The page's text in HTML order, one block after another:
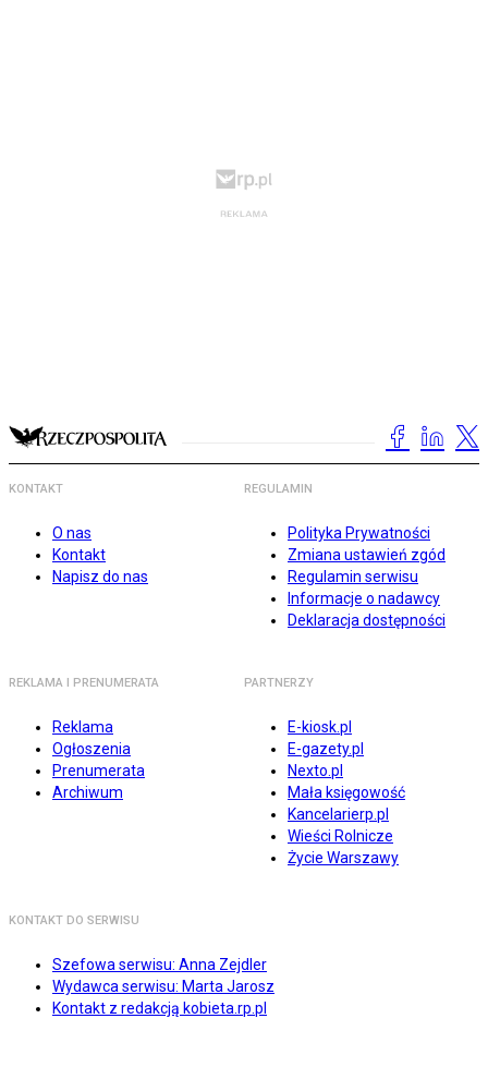
KONTAKT
O nas
Kontakt
Napisz do nas
REGULAMIN
Polityka Prywatności
Zmiana ustawień zgód
Regulamin serwisu
Informacje o nadawcy
Deklaracja dostępności
REKLAMA I PRENUMERATA
Reklama
Ogłoszenia
Prenumerata
Archiwum
PARTNERZY
E-kiosk.pl
E-gazety.pl
Nexto.pl
Mała księgowość
Kancelarierp.pl
Wieści Rolnicze
Życie Warszawy
KONTAKT DO SERWISU
Szefowa serwisu: Anna Zejdler
Wydawca serwisu: Marta Jarosz
Kontakt z redakcją kobieta.rp.pl